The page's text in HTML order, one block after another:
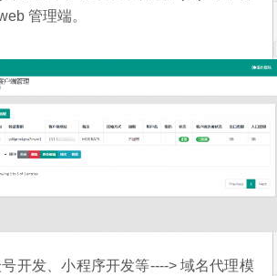
透
器
管理端。
开发、小程序开发等----> 域名代理模